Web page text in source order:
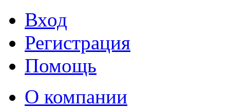
Вход
Регистрация
Помощь
О компании